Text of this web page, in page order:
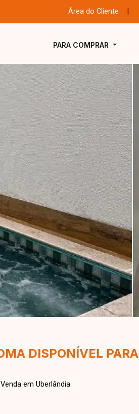
Área do Cliente
PARA COMPRAR
DISPONÍVEL PARA
em Uberlândia